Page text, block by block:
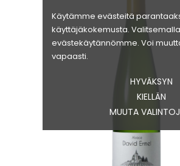
Käytämme evästeitä
käyttäjäkokemusta.
evästekäytännömme. Voi
vapaasti.
HYVÄKSYN
KIELLÄN
MUUTA